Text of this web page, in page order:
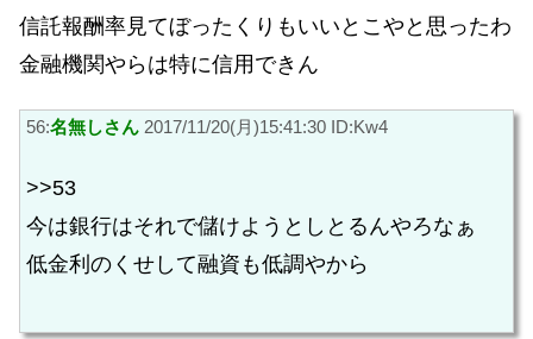
信託報酬率見てぼったくりもいいとこやと思ったわ
金融機関やらは特に信用できん
56:名無しさん 2017/11/20(月)15:41:30 ID:Kw4
>>53
今は銀行はそれで儲けようとしとるんやろなぁ
低金利のくせして融資も低調やから